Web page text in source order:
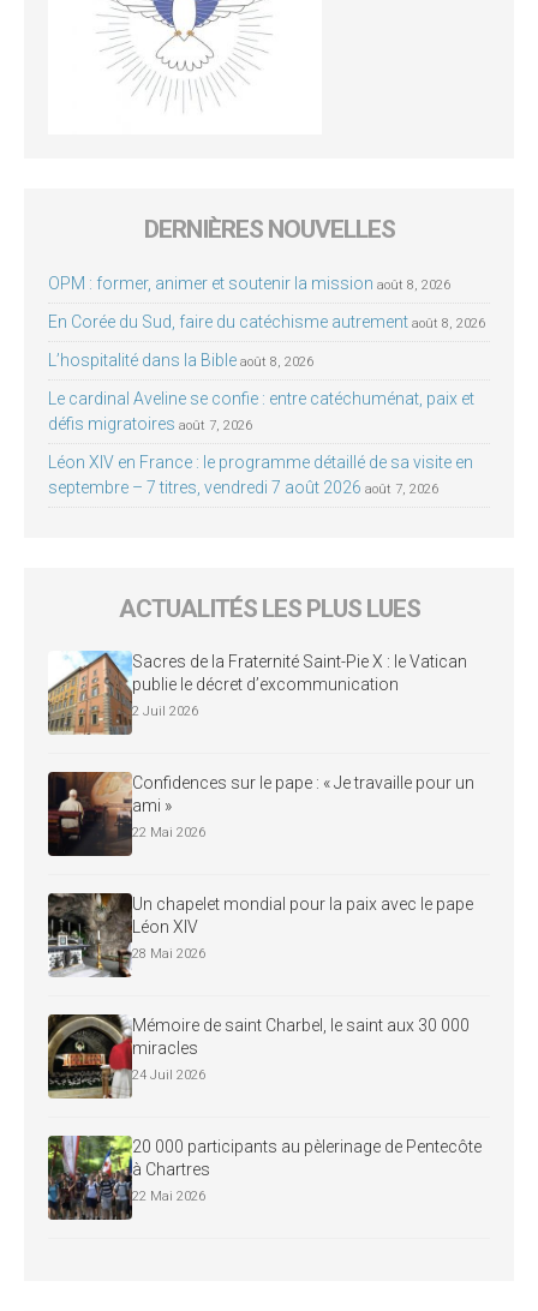
DERNIÈRES NOUVELLES
OPM : former, animer et soutenir la mission août 8, 2026
En Corée du Sud, faire du catéchisme autrement août 8, 2026
L’hospitalité dans la Bible août 8, 2026
Le cardinal Aveline se confie : entre catéchuménat, paix et
défis migratoires août 7, 2026
Léon XIV en France : le programme détaillé de sa visite en
septembre – 7 titres, vendredi 7 août 2026 août 7, 2026
ACTUALITÉS LES PLUS LUES
Sacres de la Fraternité Saint-Pie X : le Vatican
publie le décret d’excommunication
2 Juil 2026
Confidences sur le pape : « Je travaille pour un
ami »
22 Mai 2026
Un chapelet mondial pour la paix avec le pape
Léon XIV
28 Mai 2026
Mémoire de saint Charbel, le saint aux 30 000
miracles
24 Juil 2026
20 000 participants au pèlerinage de Pentecôte
à Chartres
22 Mai 2026